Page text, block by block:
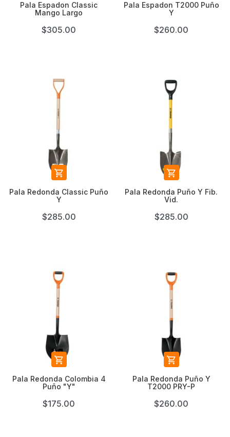
Pala Espadon Classic
Mango Largo
$305.00
Pala Espadon T2000 Puño
Y
$260.00

Pala Redonda Classic Puño
Y
$285.00

Pala Redonda Puño Y Fib.
Vid.
$285.00

Pala Redonda Colombia 4
Puño "Y"
$175.00

Pala Redonda Puño Y
T2000 PRY-P
$260.00